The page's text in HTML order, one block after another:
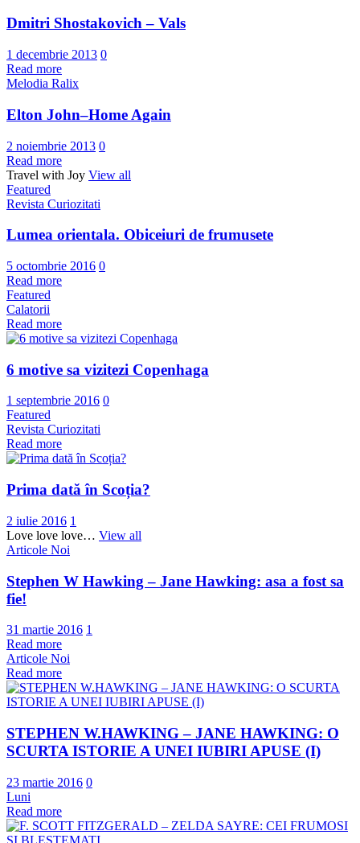
Dmitri Shostakovich – Vals
1 decembrie 2013 0
Read more
Melodia Ralix
Elton John–Home Again
2 noiembrie 2013 0
Read more
Travel with Joy View all
Featured
Revista Curiozitati
Lumea orientala. Obiceiuri de frumusete
5 octombrie 2016 0
Read more
Featured
Calatorii
Read more
6 motive sa vizitezi Copenhaga
1 septembrie 2016 0
Featured
Revista Curiozitati
Read more
Prima dată în Scoția?
2 iulie 2016 1
Love love love… View all
Articole Noi
Stephen W Hawking – Jane Hawking: asa a fost sa
fie!
31 martie 2016 1
Read more
Articole Noi
Read more
STEPHEN W.HAWKING – JANE HAWKING: O
SCURTA ISTORIE A UNEI IUBIRI APUSE (I)
23 martie 2016 0
Luni
Read more